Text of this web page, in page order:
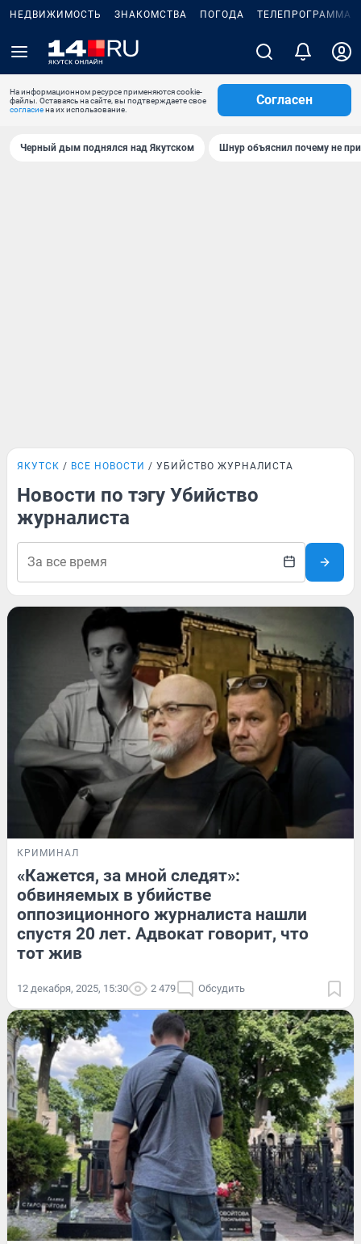
НЕДВИЖИМОСТЬ ЗНАКОМСТВА ПОГОДА ТЕЛЕПРОГРАММА
На информационном ресурсе применяются cookie-
файлы. Оставаясь на сайте, вы подтверждаете свое
согласиена их использование.
Согласен
Черный дым поднялся над Якутском Шнур объяснил почему не
ЯКУТСК ВСЕ НОВОСТИ УБИЙСТВО ЖУРНАЛИСТА
Новости по тэгу Убийство
журналиста
КРИМИНАЛ
«Кажется, за мной следят»:
обвиняемых в убийстве
оппозиционного журналиста нашли
спустя 20 лет. Адвокат говорит, что
тот жив
12 декабря, 2025, 15:30 2 479 Обсудить